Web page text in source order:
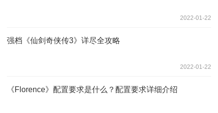
2022-01-22
强档《仙剑奇侠传3》详尽全攻略
2022-01-22
《Florence》配置要求是什么？配置要求详细介绍